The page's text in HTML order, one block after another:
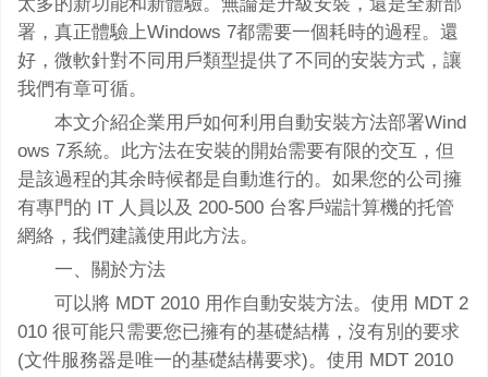
署，真正體驗上Windows 7都需要一個耗時的過程。還
好，微軟針對不同用戶類型提供了不同的安裝方式，讓
我們有章可循。
本文介紹企業用戶如何利用自動安裝方法部署Wind
ows 7系統。此方法在安裝的開始需要有限的交互，但
是該過程的其余時候都是自動進行的。如果您的公司擁
有專門的 IT 人員以及 200-500 台客戶端計算機的托管
網絡，我們建議使用此方法。
一、關於方法
可以將 MDT 2010 用作自動安裝方法。使用 MDT 2
010 很可能只需要您已擁有的基礎結構，沒有別的要求
(文件服務器是唯一的基礎結構要求)。使用 MDT 2010